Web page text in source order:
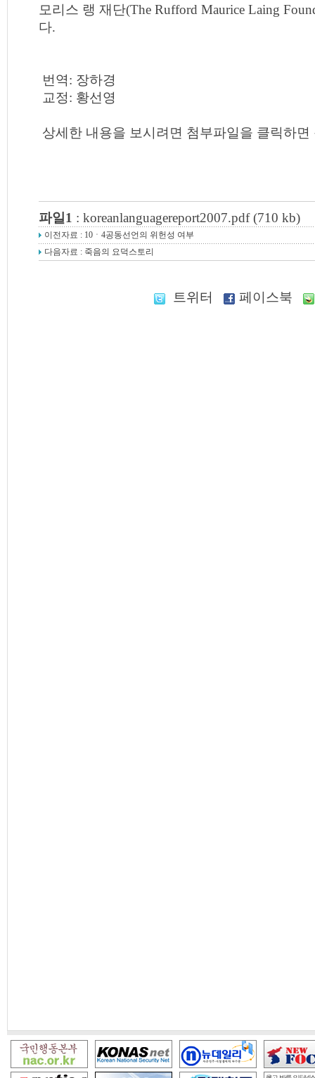
모리스 랭 재단(The Rufford Maurice Laing
다.
번역: 장하경
교정: 황선영
상세한 내용을 보시려면 첨부파일을 클릭하면
파일1 : koreanlanguagereport2007.pdf (710 kb)
이전자료 : 10ㆍ4공동선언의 위헌성 여부
다음자료 : 죽음의 요덕스토리
트위터 페이스북